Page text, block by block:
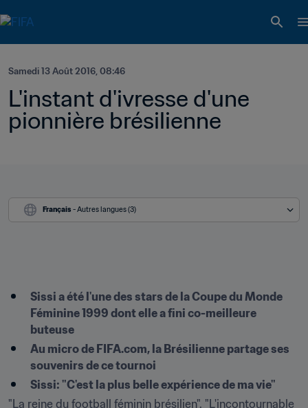
Samedi 13 Août 2016, 08:46
L'instant d'ivresse d'une
pionnière brésilienne
Français - Autres langues (3)
Sissi a été l'une des stars de la Coupe du Monde
Féminine 1999 dont elle a fini co-meilleure
buteuse
Au micro de FIFA.com, la Brésilienne partage ses
souvenirs de ce tournoi
Sissi: "C'est la plus belle expérience de ma vie"
"La reine du football féminin brésilien". "L'incontournable